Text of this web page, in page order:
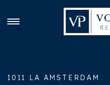
1011 LA AMSTERDAM